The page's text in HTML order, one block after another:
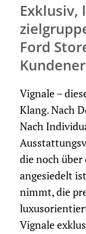
Exklusiv,
Ford
Vignale –
Klang. Nach
Nach
die noch
angesiedelt
nimmt, die
Vignale